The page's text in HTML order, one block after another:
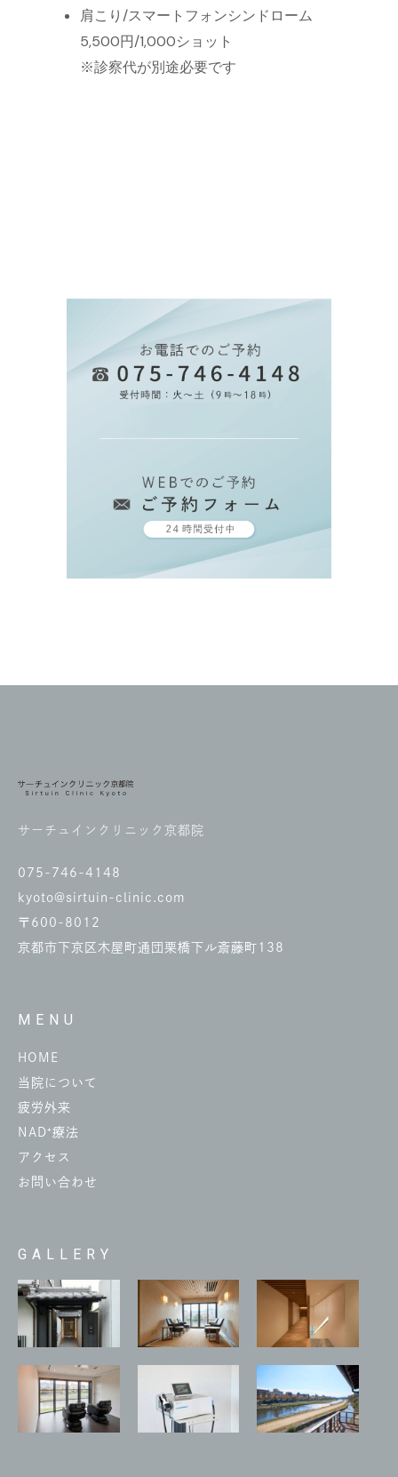
肩こり/スマートフォンシンドローム
5,500円/1,000ショット
※診察代が別途必要です
サーチュインクリニック京都院
075-746-4148
kyoto@sirtuin-clinic.com
〒600-8012
京都市下京区木屋町通団栗橋下ル斎藤町138
MENU
HOME
当院について
疲労外来
NAD⁺療法
アクセス
お問い合わせ
GALLERY